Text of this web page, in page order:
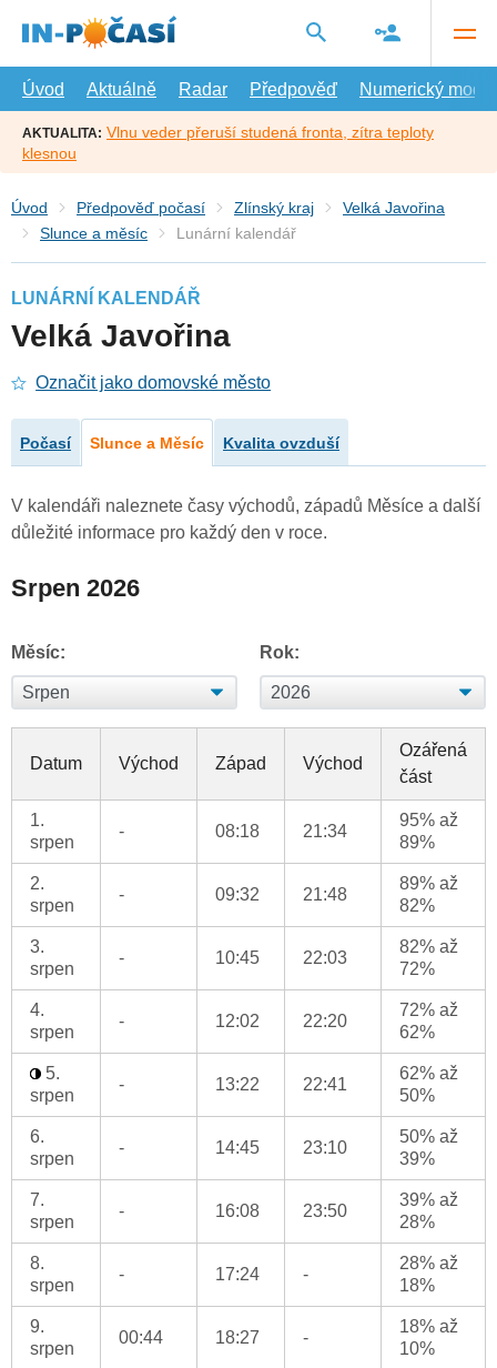
hlavní
Úvod
Aktuálně Radar Předpověď Numerický model
AKTUALITA: Vlnu veder přeruší studená fronta, zítra teploty
klesnou
Úvod Předpověď počasí Zlínský kraj
Velká Javořina
Slunce a měsíc
Lunární kalendář
LUNÁRNÍ KALENDÁŘ
Velká Javořina
Označit jako domovské město
Počasí Slunce a Měsíc Kvalita ovzduší
V kalendáři naleznete časy východů, západů Měsíce a další
důležité informace pro každý den v roce.
Srpen 2026
Měsíc: Rok:
Datum Východ Západ Východ
Ozářená
část
1.
srpen
- 08:18 21:34
95% až
89%
2.
srpen
- 09:32 21:48
89% až
82%
3.
srpen
- 10:45 22:03
82% až
72%
4.
srpen
- 12:02 22:20
72% až
62%
5.
srpen
- 13:22 22:41
62% až
50%
6.
srpen
- 14:45 23:10
50% až
39%
7.
srpen
- 16:08 23:50
39% až
28%
8.
srpen
- 17:24 -
28% až
18%
9.
srpen
00:44 18:27 -
18% až
10%